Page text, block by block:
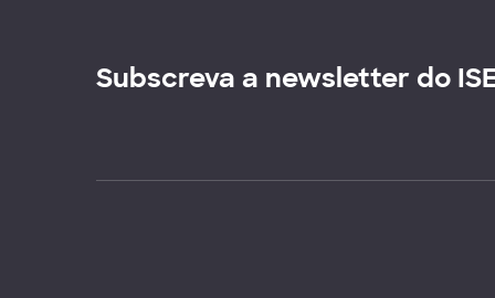
Subscreva a newsletter do